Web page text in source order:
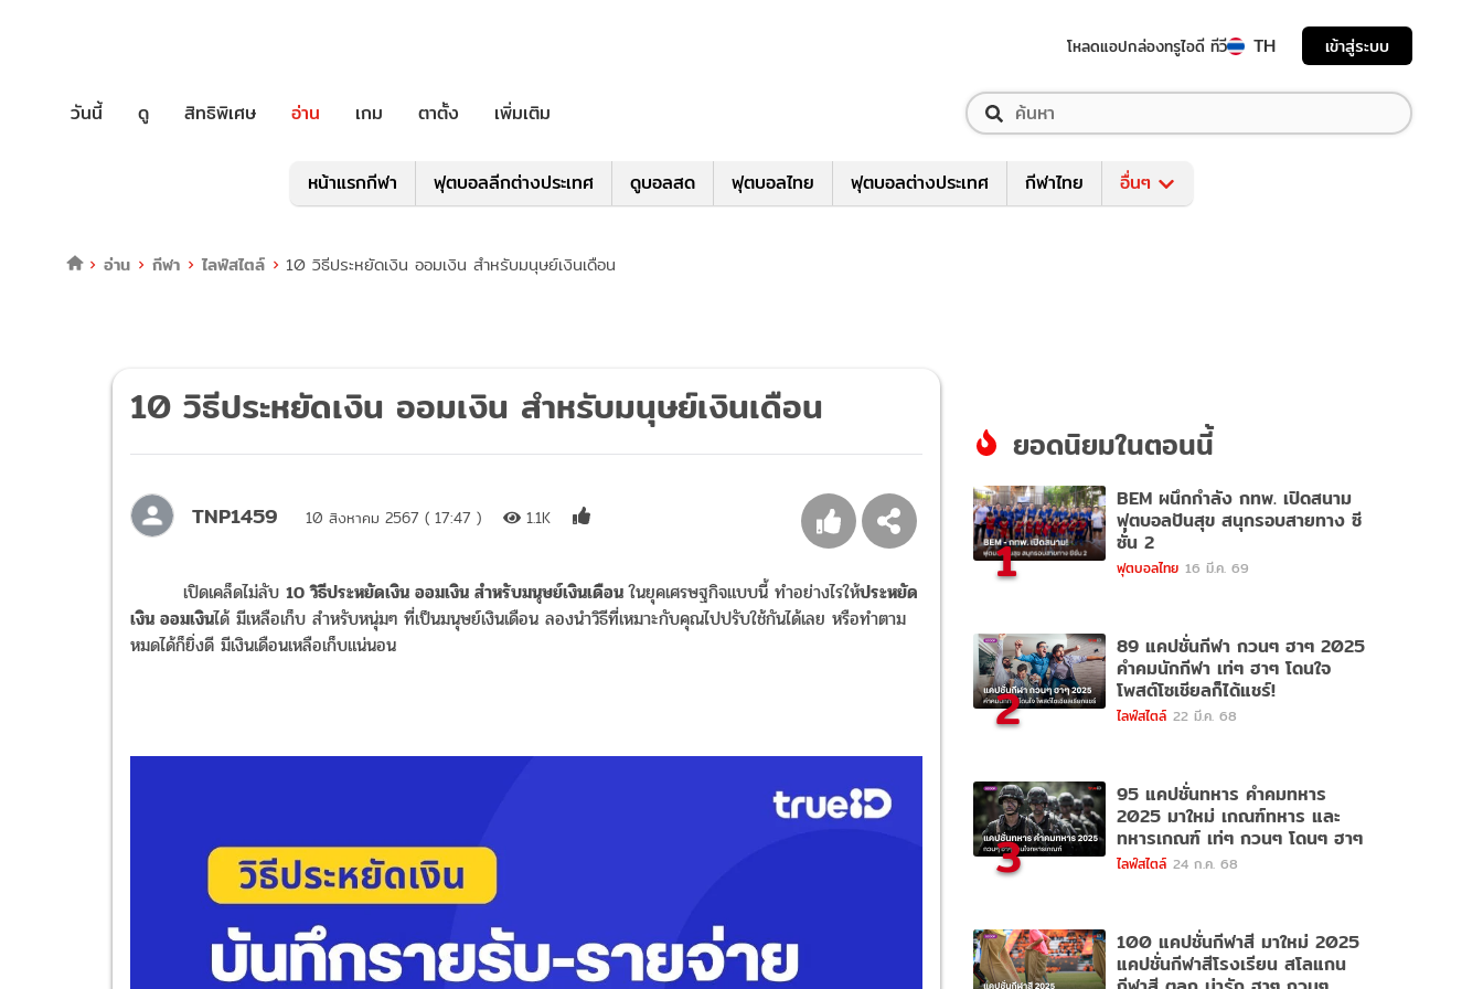
โหลดแอปกล่องทรูไอดี ทีวี TH เข้าสู่ระบบ
วันนี้ ดู สิทธิพิเศษ อ่าน เกม ตาตั้ง เพิ่มเติม
หน้าแรกกีฬา ฟุตบอลลีกต่างประเทศ ดูบอลสด ฟุตบอลไทย ฟุตบอลต่างประเทศ กีฬาไทย อื่นๆ
อ่าน กีฬา ไลฟ์สไตล์ 10 วิธีประหยัดเงิน ออมเงิน สำหรับมนุษย์เงินเดือน
10 วิธีประหยัดเงิน ออมเงิน สำหรับมนุษย์เงินเดือน
TNP1459 10 สิงหาคม 2567 ( 17:47 ) 1.1K
เปิดเคล็ดไม่ลับ 10 วิธีประหยัดเงิน ออมเงิน สำหรับมนุษย์เงินเดือนในยุคเศรษฐกิจแบบนี้ ทำอย่างไรให้ประหยัด
เงิน ออมเงินได้ มีเหลือเก็บ สำหรับหนุ่มๆ ที่เป็นมนุษย์เงินเดือน ลองนำวิธีที่เหมาะกับคุณไปปรับใช้กันได้เลย หรือทำตาม
หมดได้ก็ยิ่งดี มีเงินเดือนเหลือเก็บแน่นอน
ยอดนิยมในตอนนี้
1
BEM ผนึกกำลัง กทพ. เปิดสนาม
ฟุตบอลปันสุข สนุกรอบสายทาง ซี
ซั่น 2
ฟุตบอลไทย 16 มี.ค. 69
2
89 แคปชั่นกีฬา กวนๆ ฮาๆ 2025
คำคมนักกีฬา เท่ๆ ฮาๆ โดนใจ
โพสต์โซเชียลก็ได้แชร์!
ไลฟ์สไตล์ 22 มี.ค. 68
3
95 แคปชั่นทหาร คำคมทหาร
2025 มาใหม่ เกณฑ์ทหาร และ
ทหารเกณฑ์ เท่ๆ กวนๆ โดนๆ ฮาๆ
ไลฟ์สไตล์ 24 ก.ค. 68
100 แคปชั่นกีฬาสี มาใหม่ 2025
แคปชั่นกีฬาสีโรงเรียน สโลแกน